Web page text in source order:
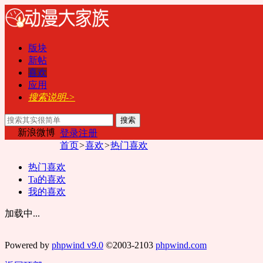
版块
新帖
喜欢
应用
搜索说明->
搜索
新浪微博 登录注册
首页>喜欢>热门喜欢
热门喜欢
Ta的喜欢
我的喜欢
加载中...
Powered by phpwind v9.0 ©2003-2103 phpwind.com